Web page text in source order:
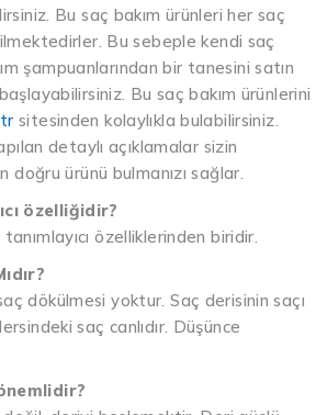
Bu saç bakım ürünleri her saç
Bu sebeple kendi saç
şampuanlarından bir tanesini satın
Bu saç bakım ürünlerini
sitesinden kolaylıkla bulabilirsiniz.
detaylı açıklamalar sizin
doğru ürünü bulmanızı sağlar.
özelliğidir?
özelliklerinden biridir.
dökülmesi yoktur. Saç derisinin saçı
saç canlıdır. Düşünce